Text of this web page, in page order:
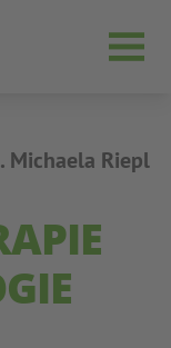
Open
Michaela Riepl